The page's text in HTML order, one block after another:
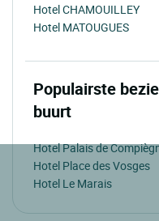
Hotel CHAMOUILLEY
Hotel MATOUGUES
Populairste
buurt
Hotel Palais de
Hotel Place des Vosges
Hotel Le Marais